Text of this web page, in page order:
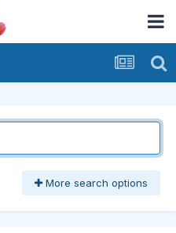
More search options